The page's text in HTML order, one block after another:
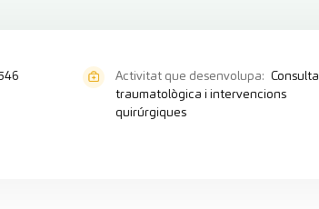
Activitat que desenvolupa: Consulta
traumatològica i intervencions
quirúrgiques